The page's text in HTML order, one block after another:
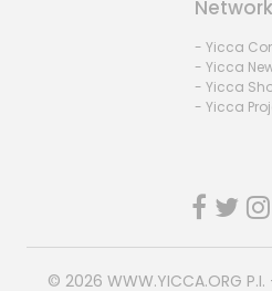
Network
- Yicca
- Yicca
- Yicca
- Yicca
© 2026 WWW.YICCA.ORG